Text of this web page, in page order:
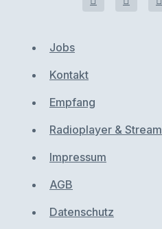
Jobs
Kontakt
Empfang
Radioplayer & Stream
Impressum
AGB
Datenschutz